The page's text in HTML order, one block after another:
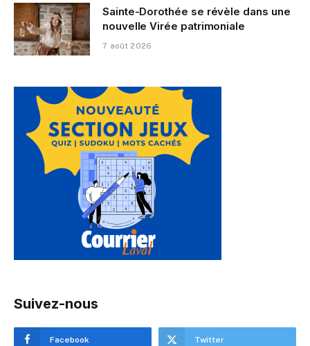
Sainte-Dorothée se révèle dans une
nouvelle Virée patrimoniale
7 août 2026
Suivez-nous
Facebook Twitter